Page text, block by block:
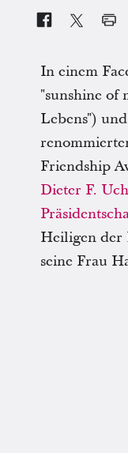
In einem
"sunshine of
Lebens")
Friendship
Dieter F.
Heiligen der
seine Frau